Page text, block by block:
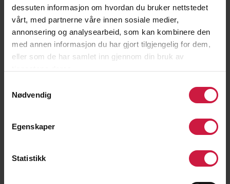
dessuten informasjon om hvordan du bruker nettstedet
vårt, med partnerne våre innen sosiale medier,
annonsering og analysearbeid, som kan kombinere den
med annen informasjon du har gjort tilgjengelig for dem,
eller som de har samlet inn gjennom din bruk av
Nødvendig
Egenskaper
Statistikk
NTG judo trener judo i Ippon judoklubb sine store
og moderne lokaler i Nadderudhallen i
gangavstand fra NTG. NTG har eget
treningssenter på over 1000 kvadratmeter
utarbeidet av landets fremste eksperter på
basistrening.
Kostnader
statstilskuddet dekker hoveddelen av